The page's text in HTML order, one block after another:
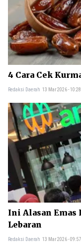
4 Cara Cek
Redaksi Daerah 13 Mar 2026 -
Ini Alasan Emas
Lebaran
Redaksi Daerah 13 Mar 2026 -